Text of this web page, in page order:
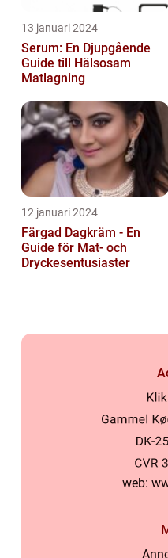
13 januari 2024
Serum: En Djupgående
Guide till Hälsosam
Matlagning
12 januari 2024
Färgad Dagkräm - En
Guide för Mat- och
Dryckesentusiaster
web: